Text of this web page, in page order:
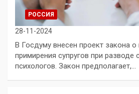
РОССИЯ
28-11-2024
В Госдуму внесен проект закона о
примирения супругов при
психологов. Закон предполагает,…